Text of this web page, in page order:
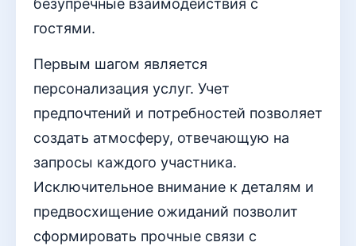
безупречные взаимодействия с
гостями.
Первым шагом является
персонализация услуг. Учет
предпочтений и потребностей позволяет
создать атмосферу, отвечающую на
запросы каждого участника.
Исключительное внимание к деталям и
предвосхищение ожиданий позволит
сформировать прочные связи с